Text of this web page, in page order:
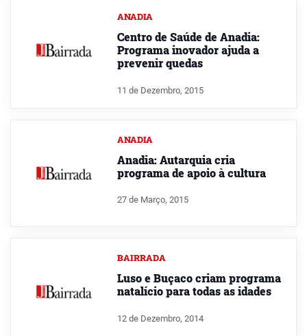
ANADIA
Centro de Saúde de Anadia:
Programa inovador ajuda a
prevenir quedas
11 de Dezembro, 2015
ANADIA
Anadia: Autarquia cria
programa de apoio à cultura
27 de Março, 2015
BAIRRADA
Luso e Buçaco criam programa
natalício para todas as idades
12 de Dezembro, 2014